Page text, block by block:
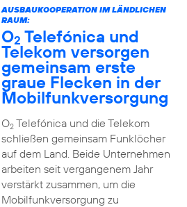
AUSBAUKOOPERATION IM LÄNDLICHEN
RAUM:
O2 Telefónica und
Telekom versorgen
gemeinsam erste
graue Flecken in der
Mobilfunkversorgung
O2Telefónica und die Telekom
schließen gemeinsam Funklöcher
auf dem Land. Beide Unternehmen
arbeiten seit vergangenem Jahr
verstärkt zusammen, um die
Mobilfunkversorgung zu